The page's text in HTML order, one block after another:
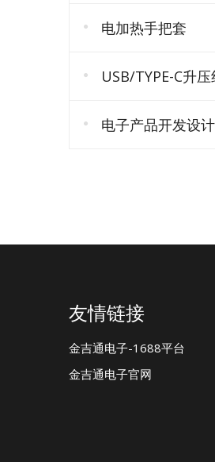
电加热手把套
USB/TYPE-C升
电子产品开发设计
友情链接
金吉通电子-1688平台
金吉通电子官网